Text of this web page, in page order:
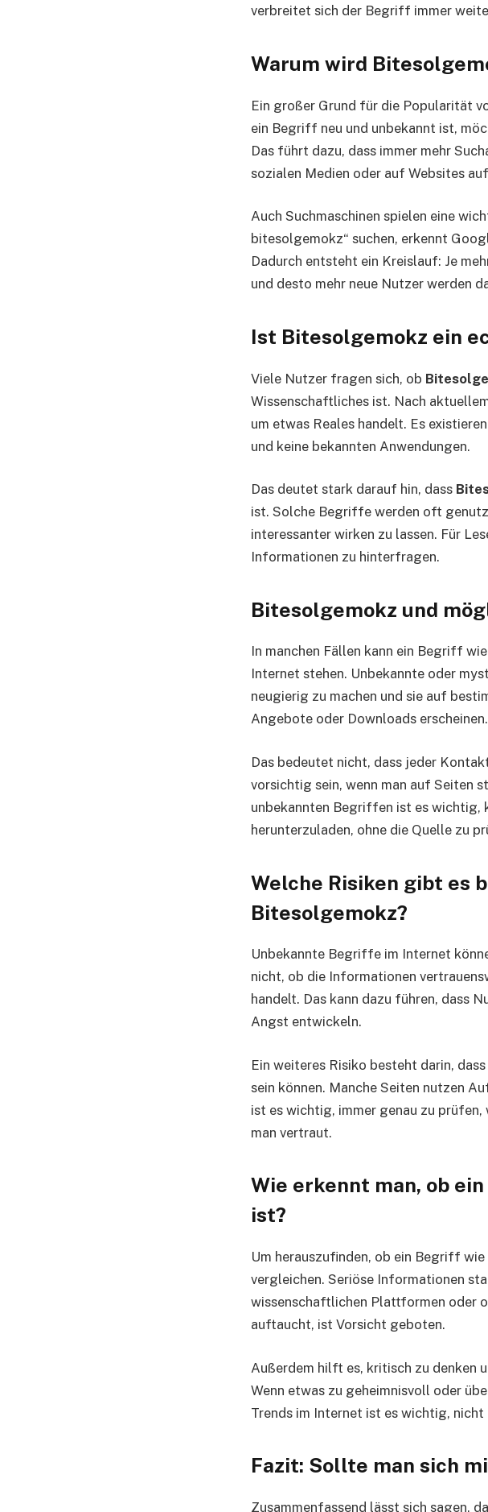
verbreitet sich der Begriff immer
Warum wird
Ein großer Grund für die Popularität
ein Begriff neu und unbekannt ist,
Das führt dazu, dass immer mehr
sozialen Medien oder auf Websites
Auch Suchmaschinen spielen eine
bitesolgemokz“ suchen, erkennt
Dadurch entsteht ein Kreislauf: Je
und desto mehr neue Nutzer werden
Ist Bitesolgemokz ein
Viele Nutzer fragen sich, ob
Wissenschaftliches ist. Nach
um etwas Reales handelt. Es
und keine bekannten Anwendungen.
Das deutet stark darauf hin, dass
ist. Solche Begriffe werden oft
interessanter wirken zu lassen. Für
Informationen zu hinterfragen.
Bitesolgemokz und
In manchen Fällen kann ein Begriff wie
Internet stehen. Unbekannte oder
neugierig zu machen und sie auf
Angebote oder Downloads erscheinen.
Das bedeutet nicht, dass jeder
vorsichtig sein, wenn man auf Seiten
unbekannten Begriffen ist es wichtig,
herunterzuladen, ohne die Quelle zu
Welche Risiken gibt es
Bitesolgemokz?
Unbekannte Begriffe im Internet
nicht, ob die Informationen
handelt. Das kann dazu führen, dass
Angst entwickeln.
Ein weiteres Risiko besteht darin,
sein können. Manche Seiten nutzen
ist es wichtig, immer genau zu
man vertraut.
Wie erkennt man, ob
ist?
Um herauszufinden, ob ein Begriff wie
vergleichen. Seriöse Informationen
wissenschaftlichen Plattformen oder
auftaucht, ist Vorsicht geboten.
Außerdem hilft es, kritisch zu denken
Wenn etwas zu geheimnisvoll oder
Trends im Internet ist es wichtig,
Fazit: Sollte man sich
Zusammenfassend lässt sich sagen,